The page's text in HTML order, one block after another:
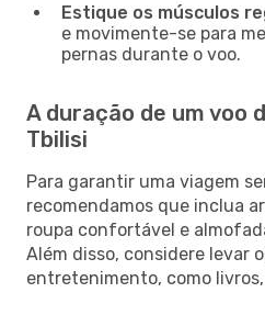
Estique os músculos
e movimente-se para
pernas durante o voo.
A duração de um voo
Tbilisi
Para garantir uma viagem
recomendamos que inclua
roupa confortável e
Além disso, considere levar
entretenimento, como